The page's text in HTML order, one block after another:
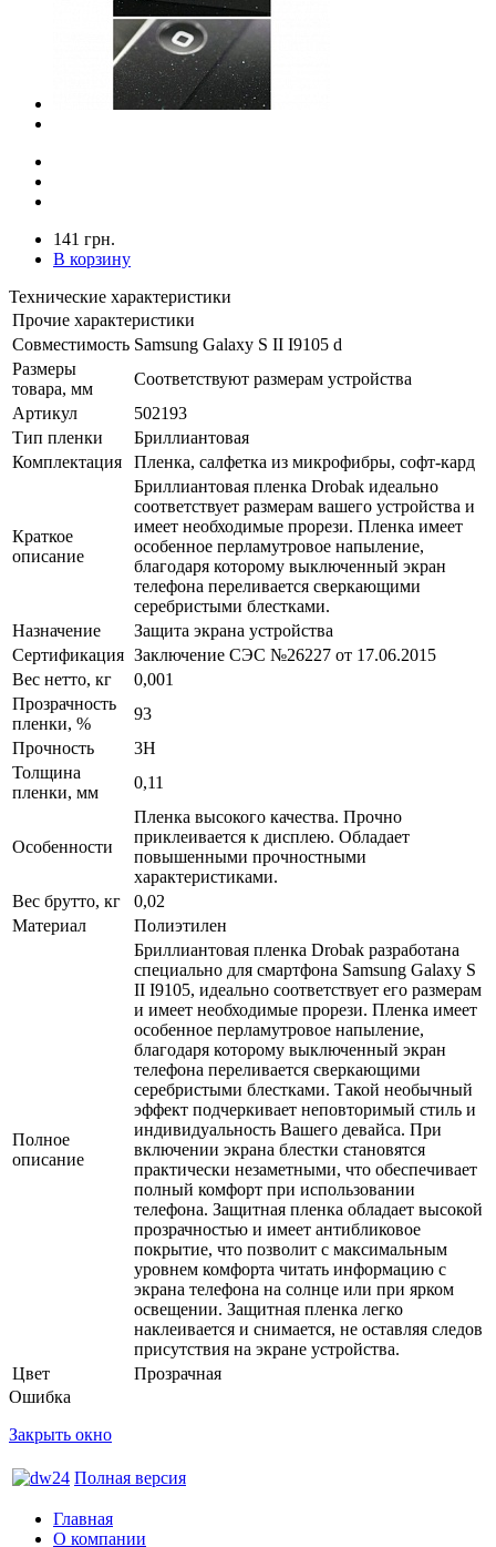
141 грн.
В корзину
Технические характеристики
Прочие характеристики
Совместимость Samsung Galaxy S II I9105 d
Размеры
товара, мм
Соответствуют размерам устройства
Артикул
502193
Тип пленки
Бриллиантовая
Комплектация
Пленка, салфетка из микрофибры, софт-кард
Краткое
описание
Бриллиантовая пленка Drobak идеально
соответствует размерам вашего устройства и
имеет необходимые прорези. Пленка имеет
особенное перламутровое напыление,
благодаря которому выключенный экран
телефона переливается сверкающими
серебристыми блестками.
Назначение
Защита экрана устройства
Сертификация Заключение СЭС №26227 от 17.06.2015
Вес нетто, кг
0,001
Прозрачность
пленки, %
93
Прочность
3H
Толщина
пленки, мм
0,11
Особенности
Пленка высокого качества. Прочно
приклеивается к дисплею. Обладает
повышенными прочностными
характеристиками.
Вес брутто, кг
0,02
Материал
Полиэтилен
Полное
описание
Бриллиантовая пленка Drobak разработана
специально для смартфона Samsung Galaxy S
II I9105, идеально соответствует его размерам
и имеет необходимые прорези. Пленка имеет
особенное перламутровое напыление,
благодаря которому выключенный экран
телефона переливается сверкающими
серебристыми блестками. Такой необычный
эффект подчеркивает неповторимый стиль и
индивидуальность Вашего девайса. При
включении экрана блестки становятся
практически незаметными, что обеспечивает
полный комфорт при использовании
телефона. Защитная пленка обладает высокой
прозрачностью и имеет антибликовое
покрытие, что позволит с максимальным
уровнем комфорта читать информацию с
экрана телефона на солнце или при ярком
освещении. Защитная пленка легко
наклеивается и снимается, не оставляя следов
присутствия на экране устройства.
Цвет
Прозрачная
Ошибка
Закрыть окно
Полная версия
Главная
О компании